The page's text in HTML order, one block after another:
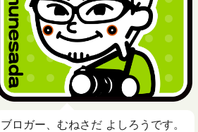
ブロガー、むねさだ よしろうです。